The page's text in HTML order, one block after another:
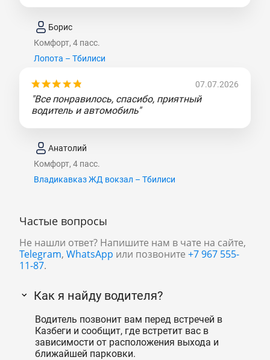
Борис
Комфорт, 4 пасс.
Лопота – Тбилиси
07.07.2026
"Все понравилось, спасибо, приятный
водитель и автомобиль"
Анатолий
Комфорт, 4 пасс.
Владикавказ ЖД вокзал – Тбилиси
Частые вопросы
Не нашли ответ? Напишите нам в чате на сайте,
Telegram, WhatsApp или позвоните +7 967 555-
11-87.
Как я найду водителя?
Водитель позвонит вам перед встречей в
Казбеги и сообщит, где встретит вас в
зависимости от расположения выхода и
ближайшей парковки.